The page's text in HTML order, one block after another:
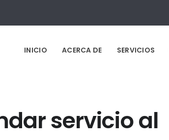
INICIO ACERCA DE SERVICIOS
servicio al